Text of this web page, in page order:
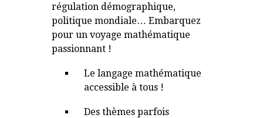
régulation démographique,
politique mondiale… Embarquez
pour un voyage mathématique
passionnant !
Le langage mathématique
accessible à tous !
Des thèmes parfois